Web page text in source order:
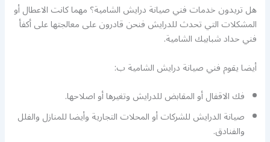
هل تريدون خدمات فني صيانة درايش الشامية؟ مهما كانت الاعطال أو
المشكلات التي تحدث للدرايش فنحن قادرون على معالجتها على أكفأ
فني حداد شبابيك الشامية.
أيضا يقوم فني صيانة درايش الشامية ب:
فك الاقفال أو المقابض للدرايش وتغيرها أو اصلاحها.
صيانة الدرايش للشركات أو المحلات التجارية وأيضا للمنازل والفلل
والفنادق.